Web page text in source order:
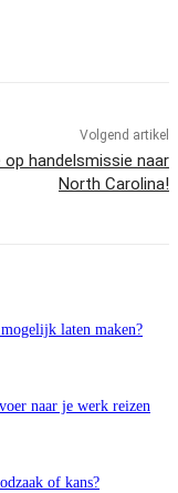
Volgend artikel
op handelsmissie naar
North Carolina!
laten maken?
naar je werk reizen
of kans?